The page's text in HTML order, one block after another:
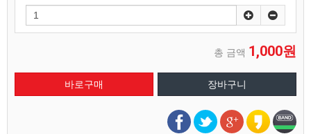
총 금액 1,000원